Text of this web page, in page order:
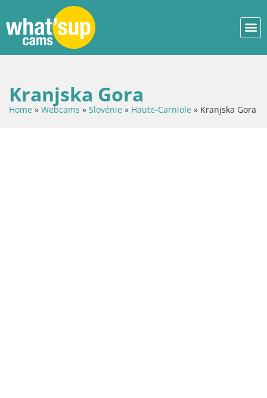
Kranjska Gora
Home » Webcams » Slovénie » Haute-Carniole » Kranjska Gora